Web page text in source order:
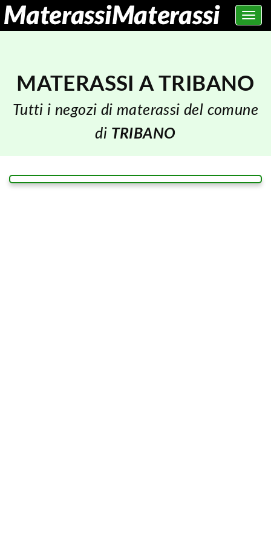
Toggle
MATERASSI A TRIBANO
Tutti i negozi di materassi del comune
di TRIBANO